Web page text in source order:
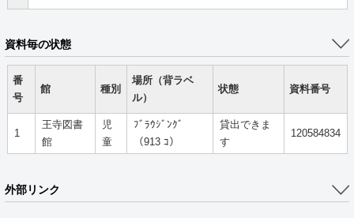
資料毎の状態
番
号
館 種別
場所（背ラベ
ル）
状態 資料番号
1
王寺図書
館
児
童
ﾌﾞﾗｳｼﾞﾝｸﾞ
（913 ｺ）
貸出できま
す
120584834
外部リンク